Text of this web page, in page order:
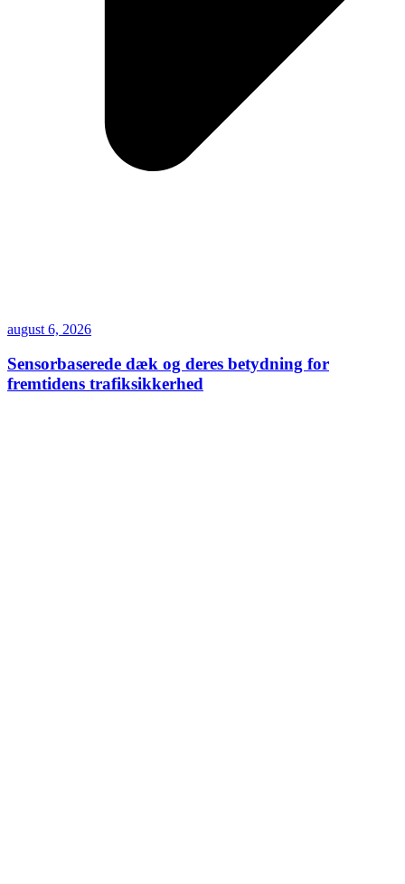
august 6, 2026
Sensorbaserede dæk og deres betydning for
fremtidens trafiksikkerhed